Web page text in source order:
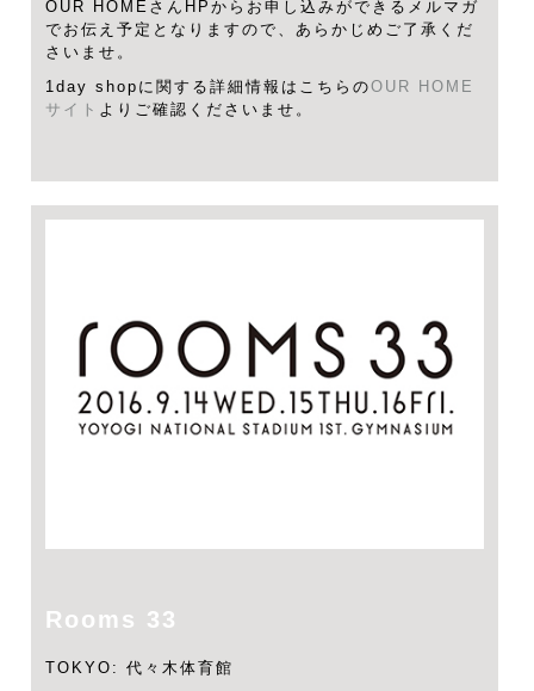
OUR HOMEさんHPからお申し込みができるメルマガ
でお伝え予定となりますので、あらかじめご了承くだ
さいませ。
1day shopに関する詳細情報はこちらのOUR HOME
サイト よりご確認くださいませ。
Rooms 33
TOKYO: 代々木体育館